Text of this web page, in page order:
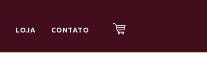
LOJA CONTATO